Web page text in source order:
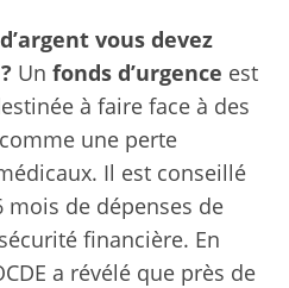
vous devez
Un fonds d’urgence est
à faire face à des
une perte
Il est conseillé
mois de dépenses de
financière. En
a révélé que près de